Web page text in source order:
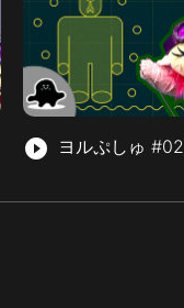
play_circle_filled ヨルぷしゅ #02